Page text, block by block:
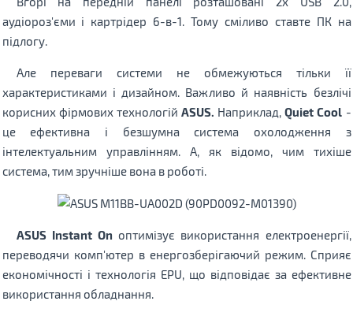
аудіороз'єми і картрідер 6-в-1. Тому сміливо ставте ПК на
підлогу.
Але переваги системи не обмежуються тільки її
характеристиками і дизайном. Важливо й наявність безлічі
корисних фірмових технологій ASUS. Наприклад,Quiet Cool -
це ефективна і безшумна система охолодження з
інтелектуальним управлінням. А, як відомо, чим тихіше
система, тим зручніше вона в роботі.
ASUS Instant On оптимізує використання електроенергії,
переводячи комп'ютер в енергозберігаючий режим. Сприяє
економічності і технологія EPU, що відповідає за ефективне
використання обладнання.